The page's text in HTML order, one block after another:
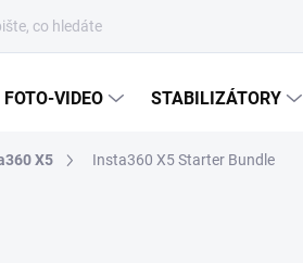
FOTO-VIDEO STABILIZÁTORY
X5 Insta360 X5 Starter Bundle